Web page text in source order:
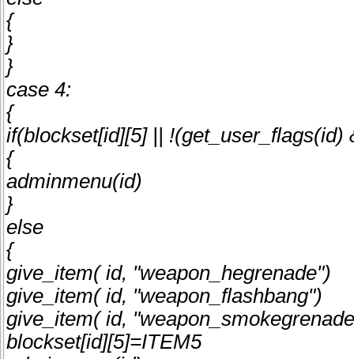
{
}
}
case 4:
{
if(blockset[id][5] ||
{
adminmenu(id)
}
else
{
give_item( id, "weapon_hegrenade")
give_item( id, "weapon_flashbang")
give_item( id,
blockset[id][5]=ITEM5